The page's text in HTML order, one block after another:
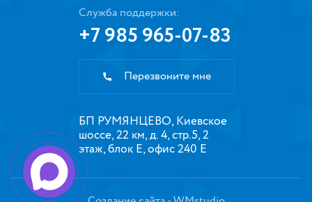
Служба поддержки:
+7 985 965-07-83
Перезвоните мне
БП РУМЯНЦЕВО, Киевское
шоссе, 22 км, д. 4, стр.5, 2
этаж, блок Е, офис 240 Е